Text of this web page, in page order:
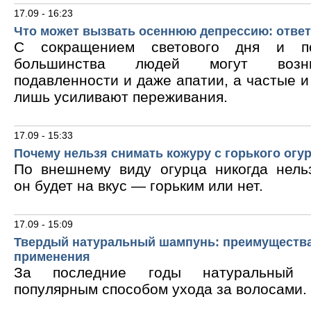
17.09 - 16:23
Что может вызвать осеннюю депрессию:
С сокращением светового дня и
большинства людей могут
подавленности и даже апатии, а частые
лишь усиливают переживания.
17.09 - 15:33
Почему нельзя снимать кожуру с горького
По внешнему виду огурца никогда
он будет на вкус — горьким или нет.
17.09 - 15:09
Твердый натуральный шампунь:
применения
За последние годы натуральный
популярным способом ухода за волосами.